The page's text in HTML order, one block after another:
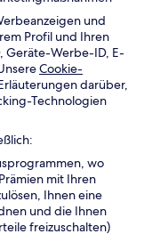
und
Profil und Ihren
Geräte-Werbe-ID, E-
Cookie-
darüber,
Technologien
wo
mit Ihren
Ihnen eine
und die Ihnen
freizuschalten)